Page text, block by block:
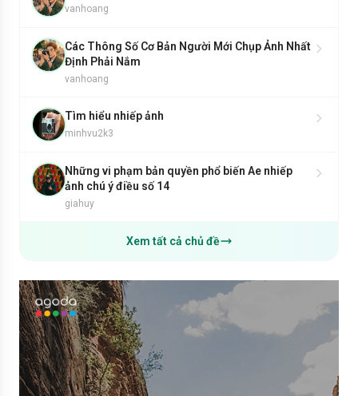
vanhoang
Các Thông Số Cơ Bản Người Mới Chụp Ảnh Nhất
Định Phải Nắm
vanhoang
Tìm hiểu nhiếp ảnh
minhvu2k3
Những vi phạm bản quyền phổ biến Ae nhiếp
ảnh chú ý điều số 14
giahuy
Xem tất cả chủ đề